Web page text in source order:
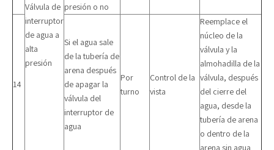
Válvula de
interruptor
de agua a
alta
presión
presión o no
14
Si el agua sale
de la tubería de
arena después
de apagar la
válvula del
interruptor de
agua
Por
turno
Control de la
vista
Reemplace el
núcleo de la
válvula y la
almohadilla de la
válvula, después
del cierre del
agua, desde la
tubería de arena
o dentro de la
arena sin agua